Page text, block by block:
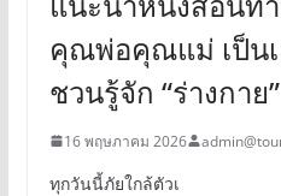
คุณพ่อคุณแม่ เป็น
ชวนรู้จัก “ร่างกาย
16 พฤษภาคม 2026
ทุกวันนี้ภัยใกล้ตัวเ